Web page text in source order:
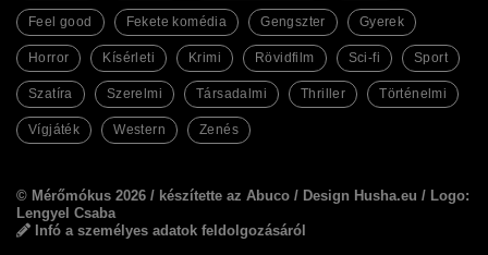
Feel good Fekete komédia Gengszter Gyerek
Horror Kísérleti Krimi Rövidfilm Sci-fi Sport
Szatíra Szerelmi Társadalmi Thriller Történelmi
Vígjáték Western Zenés
© Mérőmókus 2026 / készítette az Abuco / Design Husha.eu / Logo:
Lengyel Csaba
Infó a személyes adatok feldolgozásáról